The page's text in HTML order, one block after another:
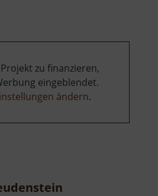
zu finanzieren,
eingeblendet.
ändern.